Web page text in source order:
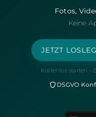
Fotos,
Keine
JETZT
Kostenlos starten
DSGVO